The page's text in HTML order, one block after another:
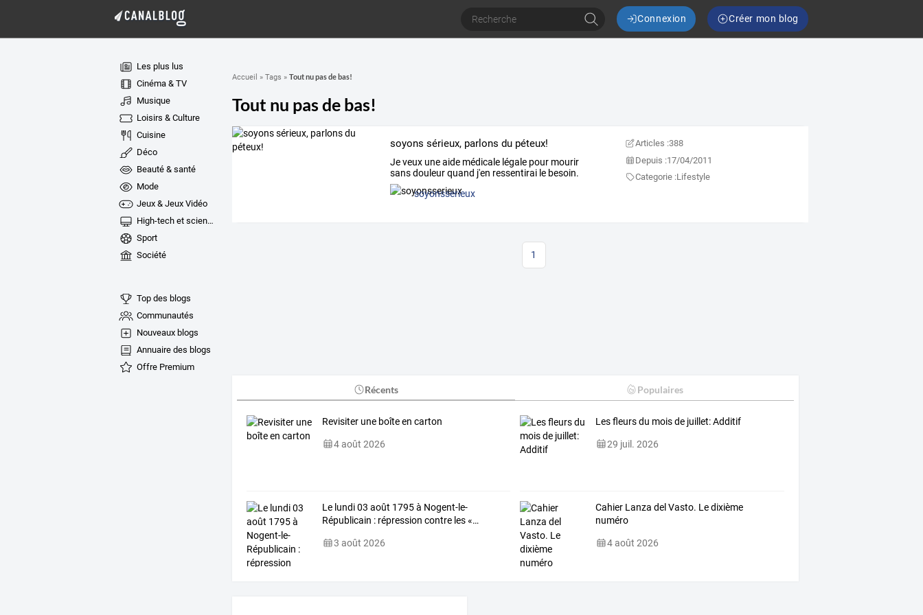
Connexion Créer mon blog
Les plus lus
Cinéma & TV
Musique
Loisirs & Culture
Cuisine
Déco
Beauté & santé
Mode
Jeux & Jeux Vidéo
High-tech et sciences
Sport
Société
Top des blogs
Communautés
Nouveaux blogs
Annuaire des blogs
Offre Premium
Accueil » Tags » Tout nu pas de bas!
Tout nu pas de bas!
soyons sérieux, parlons du péteux!
Jeveux uneaide médicale légale pour mourir
sansdouleurquand j'en ressentirai le besoin.
Avant
soyonsserieux
Articles :388
Depuis :17/04/2011
Categorie :Lifestyle
1
Récents Populaires
Revisiter une boîte en carton
4 août 2026
Les fleurs du mois de juillet: Additif
29 juil. 2026
Lelundi03 août 1795à Nogent-le-
Républicain :répression contreles«…
3 août 2026
Cahier Lanza del Vasto. Le dixième
numéro
4 août 2026